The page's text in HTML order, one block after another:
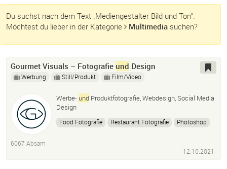
Du suchst nach dem Text „Mediengestalter Bild und Ton“.
Möchtest du lieber in der Kategorie
Multimedia suchen?
Gourmet Visuals – Fotografie und Design
Werbung Still/Produkt Film/Video
Werbe- und Produktfotografie, Webdesign, Social Media
Design
Food Fotografie Restaurant Fotografie
Photoshop
6067 Absam
12.10.2021